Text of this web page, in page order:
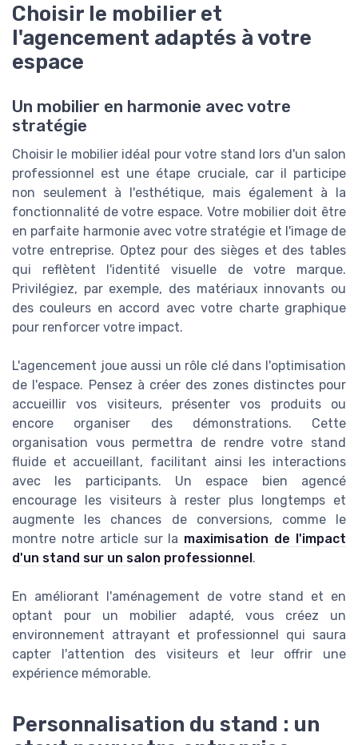
Choisir le mobilier et
l'agencement adaptés à votre
espace
Un mobilier en harmonie avec votre
stratégie
Choisir le mobilier idéal pour votre stand lors d'un salon
professionnel est une étape cruciale, car il participe
non seulement à l'esthétique, mais également à la
fonctionnalité de votre espace. Votre mobilier doit être
en parfaite harmonie avec votre stratégie et l'image de
votre entreprise. Optez pour des sièges et des tables
qui reflètent l'identité visuelle de votre marque.
Privilégiez, par exemple, des matériaux innovants ou
des couleurs en accord avec votre charte graphique
pour renforcer votre impact.
L'agencement joue aussi un rôle clé dans l'optimisation
de l'espace. Pensez à créer des zones distinctes pour
accueillir vos visiteurs, présenter vos produits ou
encore organiser des démonstrations. Cette
organisation vous permettra de rendre votre stand
fluide et accueillant, facilitant ainsi les interactions
avec les participants. Un espace bien agencé
encourage les visiteurs à rester plus longtemps et
augmente les chances de conversions, comme le
montre notre article sur la maximisation de l'impact
d'un stand sur un salon professionnel.
En améliorant l'aménagement de votre stand et en
optant pour un mobilier adapté, vous créez un
environnement attrayant et professionnel qui saura
capter l'attention des visiteurs et leur offrir une
expérience mémorable.
Personnalisation du stand : un